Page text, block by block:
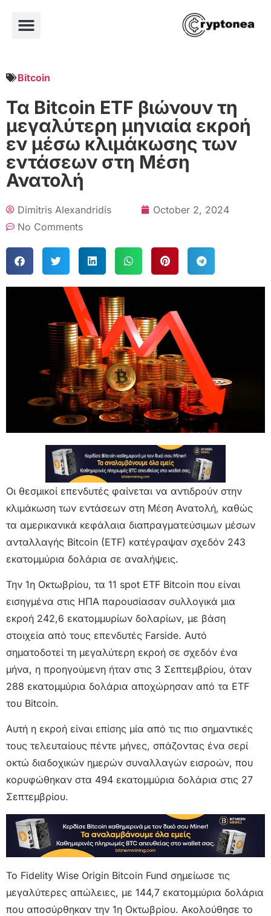
Bitcoin
Τα Bitcoin ETF βιώνουν τη
μεγαλύτερη μηνιαία εκροή
εν μέσω κλιμάκωσης των
εντάσεων στη Μέση
Ανατολή
Dimitris Alexandridis
October 2, 2024
No Comments
Οι θεσμικοί επενδυτές φαίνεται να αντιδρούν στην
κλιμάκωση των εντάσεων στη Μέση Ανατολή, καθώς
τα αμερικανικά κεφάλαια διαπραγματεύσιμων μέσων
ανταλλαγής Bitcoin (ETF) κατέγραψαν σχεδόν 243
εκατομμύρια δολάρια σε αναλήψεις.
Την 1η Οκτωβρίου, τα 11 spot ETF Bitcoin που είναι
εισηγμένα στις ΗΠΑ παρουσίασαν συλλογικά μια
εκροή 242,6 εκατομμυρίων δολαρίων, με βάση
στοιχεία από τους επενδυτές Farside. Αυτό
σηματοδοτεί τη μεγαλύτερη εκροή σε σχεδόν ένα
μήνα, η προηγούμενη ήταν στις 3 Σεπτεμβρίου, όταν
288 εκατομμύρια δολάρια αποχώρησαν από τα ETF
του Bitcoin.
Αυτή η εκροή είναι επίσης μία από τις πιο σημαντικές
τους τελευταίους πέντε μήνες, σπάζοντας ένα σερί
οκτώ διαδοχικών ημερών συναλλαγών εισροών, που
κορυφώθηκαν στα 494 εκατομμύρια δολάρια στις 27
Σεπτεμβρίου.
Το Fidelity Wise Origin Bitcoin Fund σημείωσε τις
μεγαλύτερες απώλειες, με 144,7 εκατομμύρια δολάρια
που αποσύρθηκαν την 1η Οκτωβρίου. Ακολούθησε το